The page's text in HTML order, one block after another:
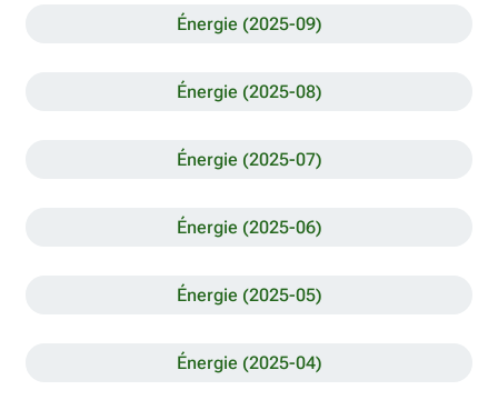
Énergie (2025-09)
Énergie (2025-08)
Énergie (2025-07)
Énergie (2025-06)
Énergie (2025-05)
Énergie (2025-04)